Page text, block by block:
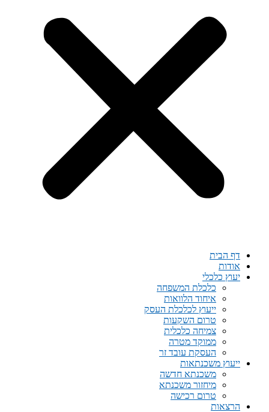
דף הבית
אודות
יעוץ כלכלי
כלכלת המשפחה
איחוד הלוואות
ייעוץ לכלכלת העסק
טרום השקעות
צמיחה כלכלית
ממוקד מטרה
העסקת עובד זר
ייעוץ משכנתאות
משכנתא חדשה
מיחזור משכנתא
טרום רכישה
הרצאות